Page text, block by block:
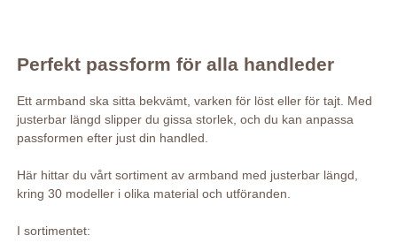
Perfekt passform för alla handleder
Ett armband ska sitta bekvämt, varken för löst eller för tajt. Med
justerbar längd slipper du gissa storlek, och du kan anpassa
passformen efter just din handled.
Här hittar du vårt sortiment av armband med justerbar längd,
kring 30 modeller i olika material och utföranden.
I sortimentet: